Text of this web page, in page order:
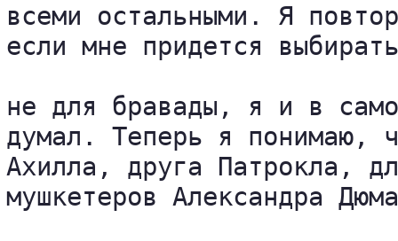
всеми остальными. Я
если мне придется
не для бравады, я и в
думал. Теперь я понимаю,
Ахилла, друга Патрокла,
мушкетеров Александра